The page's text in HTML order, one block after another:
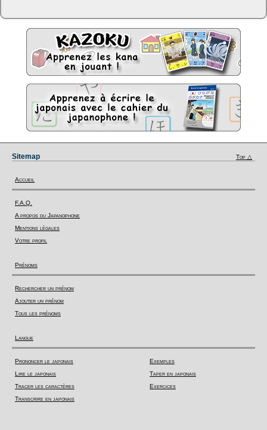
Sitemap Top △
Accueil
F.A.Q.
A propos du Japanophone
Mentions légales
Votre profil
Prénoms
Rechercher un prénom
Ajouter un prénom
Tous les prénoms
Langue
Prononcer le japonais
Lire le japonais
Tracer les caractères
Transcrire en japonais
Exemples
Taper en japonais
Exercices